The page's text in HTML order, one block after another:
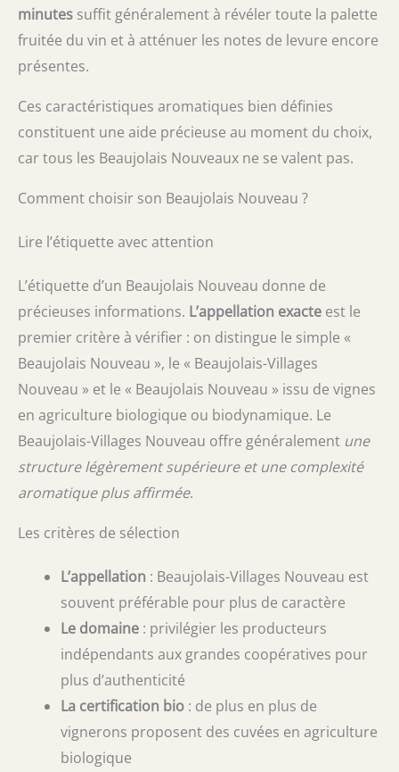
minutes suffit généralement à révéler toute la palette
fruitée du vin et à atténuer les notes de levure encore
présentes.
Ces caractéristiques aromatiques bien définies
constituent une aide précieuse au moment du choix,
car tous les Beaujolais Nouveaux ne se valent pas.
Comment choisir son Beaujolais Nouveau ?
Lire l’étiquette avec attention
L’étiquette d’un Beaujolais Nouveau donne de
précieuses informations. L’appellation exacte est le
premier critère à vérifier : on distingue le simple «
Beaujolais Nouveau », le « Beaujolais-Villages
Nouveau » et le « Beaujolais Nouveau » issu de vignes
en agriculture biologique ou biodynamique. Le
Beaujolais-Villages Nouveau offre généralement une
structure légèrement supérieure et une complexité
aromatique plus affirmée.
Les critères de sélection
L’appellation : Beaujolais-Villages Nouveau est
souvent préférable pour plus de caractère
Le domaine : privilégier les producteurs
indépendants aux grandes coopératives pour
plus d’authenticité
La certification bio : de plus en plus de
vignerons proposent des cuvées en agriculture
biologique